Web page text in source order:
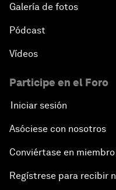
Galería de fotos
Pódcast
Vídeos
Participe en el Foro
Iniciar sesión
Asóciese con nosotros
Conviértase en miembro
Regístrese para recibir